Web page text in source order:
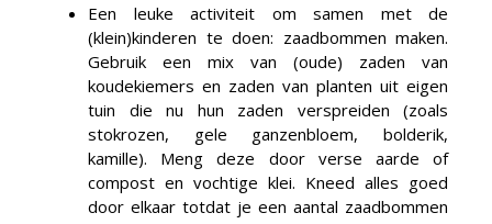
Een leuke activiteit om samen met de
(klein)kinderen te doen: zaadbommen maken.
Gebruik een mix van (oude) zaden van
koudekiemers en zaden van planten uit eigen
tuin die nu hun zaden verspreiden (zoals
stokrozen, gele ganzenbloem, bolderik,
kamille). Meng deze door verse aarde of
compost en vochtige klei. Kneed alles goed
door elkaar totdat je een aantal zaadbommen